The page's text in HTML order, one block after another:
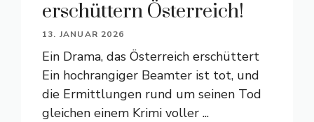
erschüttern Österreich!
13. JANUAR 2026
Ein Drama, das Österreich erschüttert
Ein hochrangiger Beamter ist tot, und
die Ermittlungen rund um seinen Tod
gleichen einem Krimi voller ...